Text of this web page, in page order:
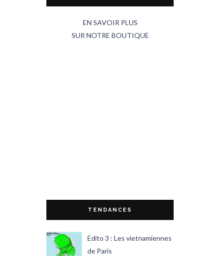
EN SAVOIR PLUS
SUR NOTRE BOUTIQUE
TENDANCES
Edito 3 : Les vietnamiennes
de Paris